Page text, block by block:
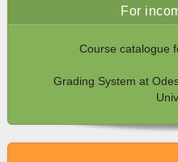
For
Course catalogue
Grading System at